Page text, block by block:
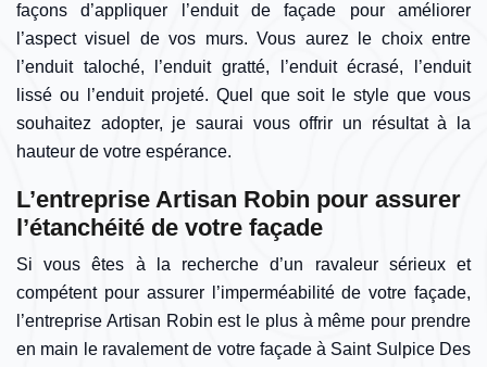
façons d’appliquer l’enduit de façade pour améliorer
l’aspect visuel de vos murs. Vous aurez le choix entre
l’enduit taloché, l’enduit gratté, l’enduit écrasé, l’enduit
lissé ou l’enduit projeté. Quel que soit le style que vous
souhaitez adopter, je saurai vous offrir un résultat à la
hauteur de votre espérance.
L’entreprise Artisan Robin pour assurer
l’étanchéité de votre façade
Si vous êtes à la recherche d’un ravaleur sérieux et
compétent pour assurer l’imperméabilité de votre façade,
l’entreprise Artisan Robin est le plus à même pour prendre
en main le ravalement de votre façade à Saint Sulpice Des